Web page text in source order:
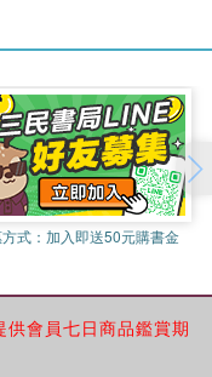
大夫階級
式： 加入即送50元購書金
供會員七日商品鑑賞期